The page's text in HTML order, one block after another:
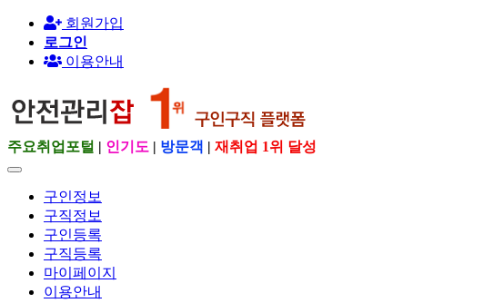
회원가입
로그인
이용안내
주요취업포털 | 인기도 | 방문객 | 재취업 1위 달성
구인정보
구직정보
구인등록
구직등록
마이페이지
이용안내